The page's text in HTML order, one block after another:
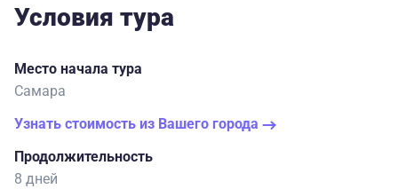
Условия тура
Место начала тура
Самара
Узнать стоимость из Вашего города
Продолжительность
8 дней